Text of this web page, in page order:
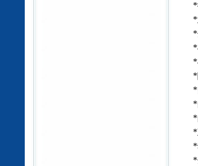
*
*
*
*
*
*
*
*
*
*
*
*